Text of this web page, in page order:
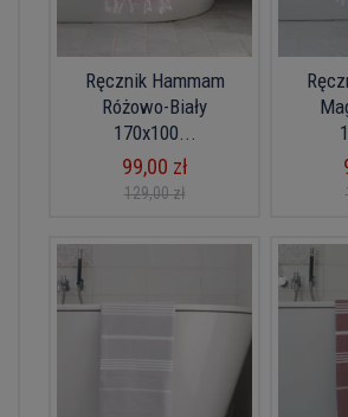
Ręcznik Hammam
Różowo-Biały
170x100...
99,00 zł
129,00 zł